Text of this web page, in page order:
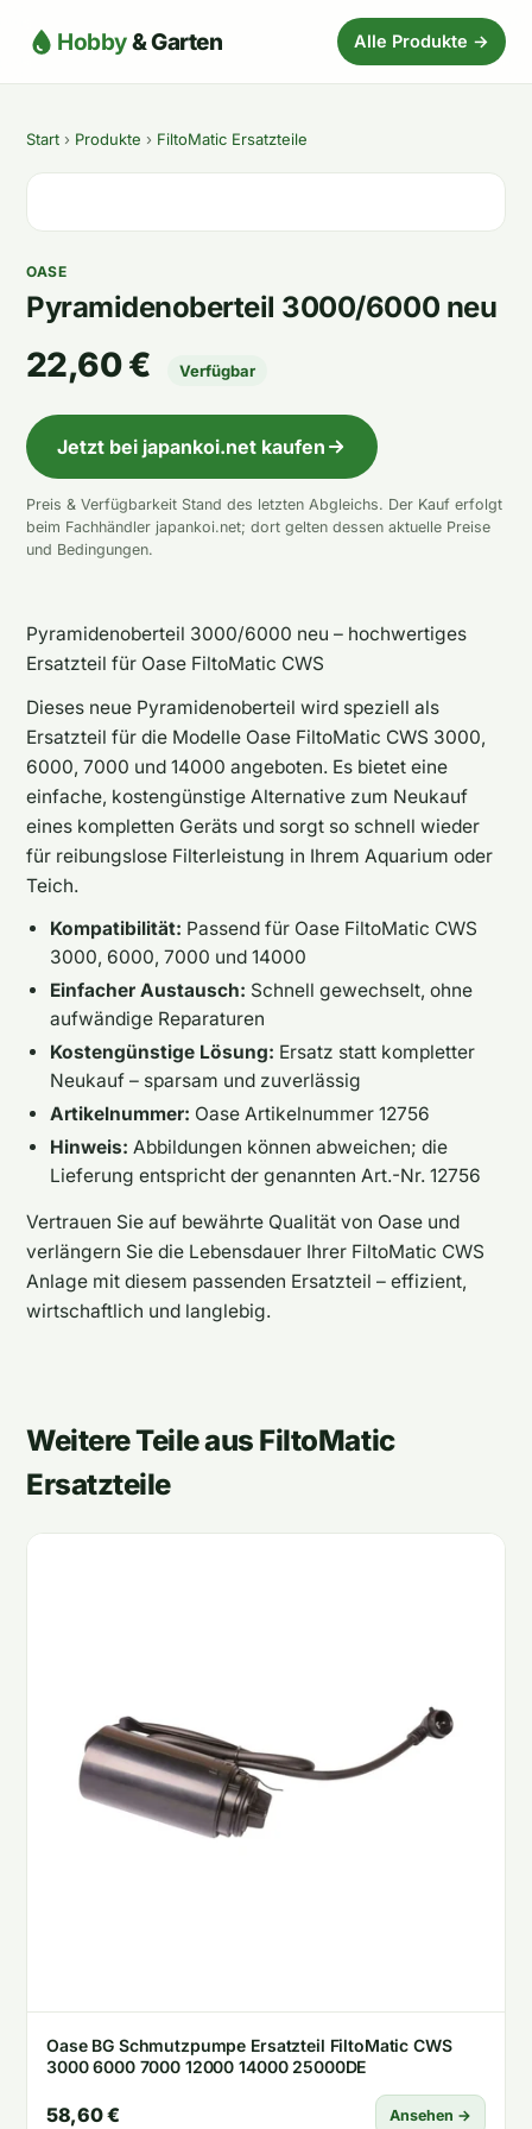
Hobby& Garten Alle Produkte →
Start › Produkte › FiltoMatic Ersatzteile
OASE
Pyramidenoberteil 3000/6000 neu
22,60 € Verfügbar
Jetzt bei japankoi.net kaufen
Preis & Verfügbarkeit Stand des letzten Abgleichs. Der Kauf erfolgt
beim Fachhändler japankoi.net; dort gelten dessen aktuelle Preise
und Bedingungen.
Pyramidenoberteil 3000/6000 neu – hochwertiges
Ersatzteil für Oase FiltoMatic CWS
Dieses neue Pyramidenoberteil wird speziell als
Ersatzteil für die Modelle Oase FiltoMatic CWS 3000,
6000, 7000 und 14000 angeboten. Es bietet eine
einfache, kostengünstige Alternative zum Neukauf
eines kompletten Geräts und sorgt so schnell wieder
für reibungslose Filterleistung in Ihrem Aquarium oder
Teich.
Kompatibilität: Passend für Oase FiltoMatic CWS
3000, 6000, 7000 und 14000
Einfacher Austausch: Schnell gewechselt, ohne
aufwändige Reparaturen
Kostengünstige Lösung: Ersatz statt kompletter
Neukauf – sparsam und zuverlässig
Artikelnummer: Oase Artikelnummer 12756
Hinweis: Abbildungen können abweichen; die
Lieferung entspricht der genannten Art.-Nr. 12756
Vertrauen Sie auf bewährte Qualität von Oase und
verlängern Sie die Lebensdauer Ihrer FiltoMatic CWS
Anlage mit diesem passenden Ersatzteil – effizient,
wirtschaftlich und langlebig.
Weitere Teile aus FiltoMatic
Ersatzteile
Oase BG Schmutzpumpe Ersatzteil FiltoMatic CWS
3000 6000 7000 12000 14000 25000DE
58,60 € Ansehen →